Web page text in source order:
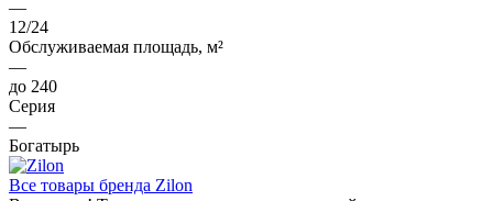
—
12/24
Обслуживаемая площадь, м²
—
до 240
Серия
—
Богатырь
Все товары бренда Zilon